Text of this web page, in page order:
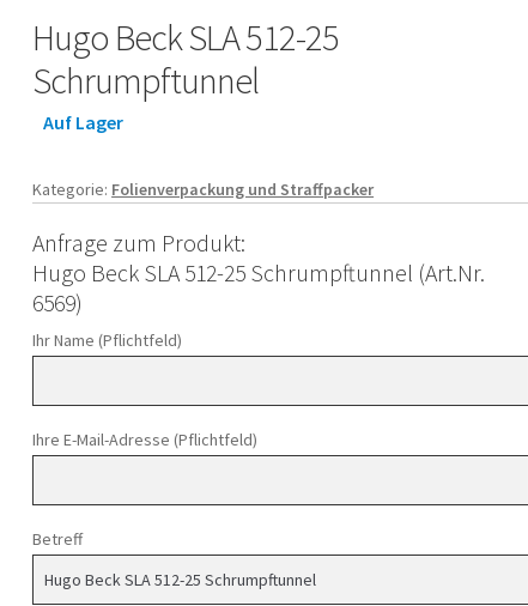
Hugo Beck SLA 512-25
Schrumpftunnel
Auf Lager
Kategorie: Folienverpackung und Straffpacker
Anfrage zum Produkt:
Hugo Beck SLA 512-25 Schrumpftunnel (Art.Nr.
6569)
Ihr Name (Pflichtfeld)
Ihre E-Mail-Adresse (Pflichtfeld)
Betreff